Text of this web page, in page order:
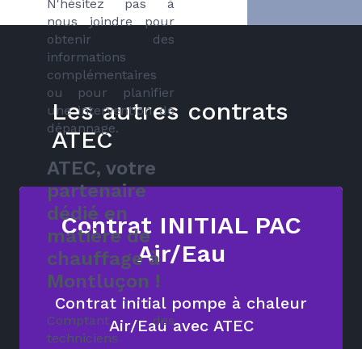
N'hésitez pas à
nous joindre pour
obtenir des
informations
complémentaires
ou pour planifier
une intervention de
dépannage.
ATEC, votre
partenaire
dédié en
matière de
chauffage à
Montluçon !
Comptant des
techniciens
Les autres contrats
ATEC
Contrat INITIAL PAC
Air/Eau
Contrat initial pompe à chaleur
Air/Eau avec ATEC